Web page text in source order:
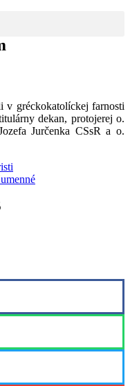
v gréckokatolíckej farnosti
dekan, protojerej o.
Jurčenka CSsR a o.